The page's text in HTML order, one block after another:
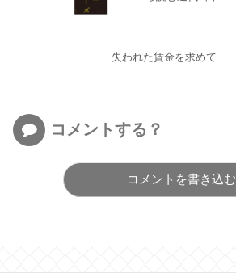
失われた賃金を求めて
コメントする？
コメントを書き込む